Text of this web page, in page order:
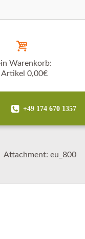
Warenkorb:
Artikel 0,00€
+49 174 670 1357
Attachment: eu_800